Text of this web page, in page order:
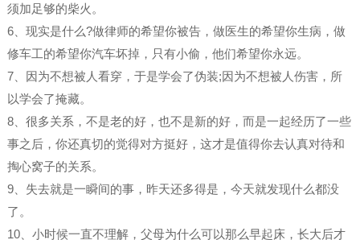
须加足够的柴火。
6、现实是什么?做律师的希望你被告，做医生的希望你生病，做
修车工的希望你汽车坏掉，只有小偷，他们希望你永远。
7、因为不想被人看穿，于是学会了伪装;因为不想被人伤害，所
以学会了掩藏。
8、很多关系，不是老的好，也不是新的好，而是一起经历了一些
事之后，你还真切的觉得对方挺好，这才是值得你去认真对待和
掏心窝子的关系。
9、失去就是一瞬间的事，昨天还多得是，今天就发现什么都没
了。
10、小时候一直不理解，父母为什么可以那么早起床，长大后才